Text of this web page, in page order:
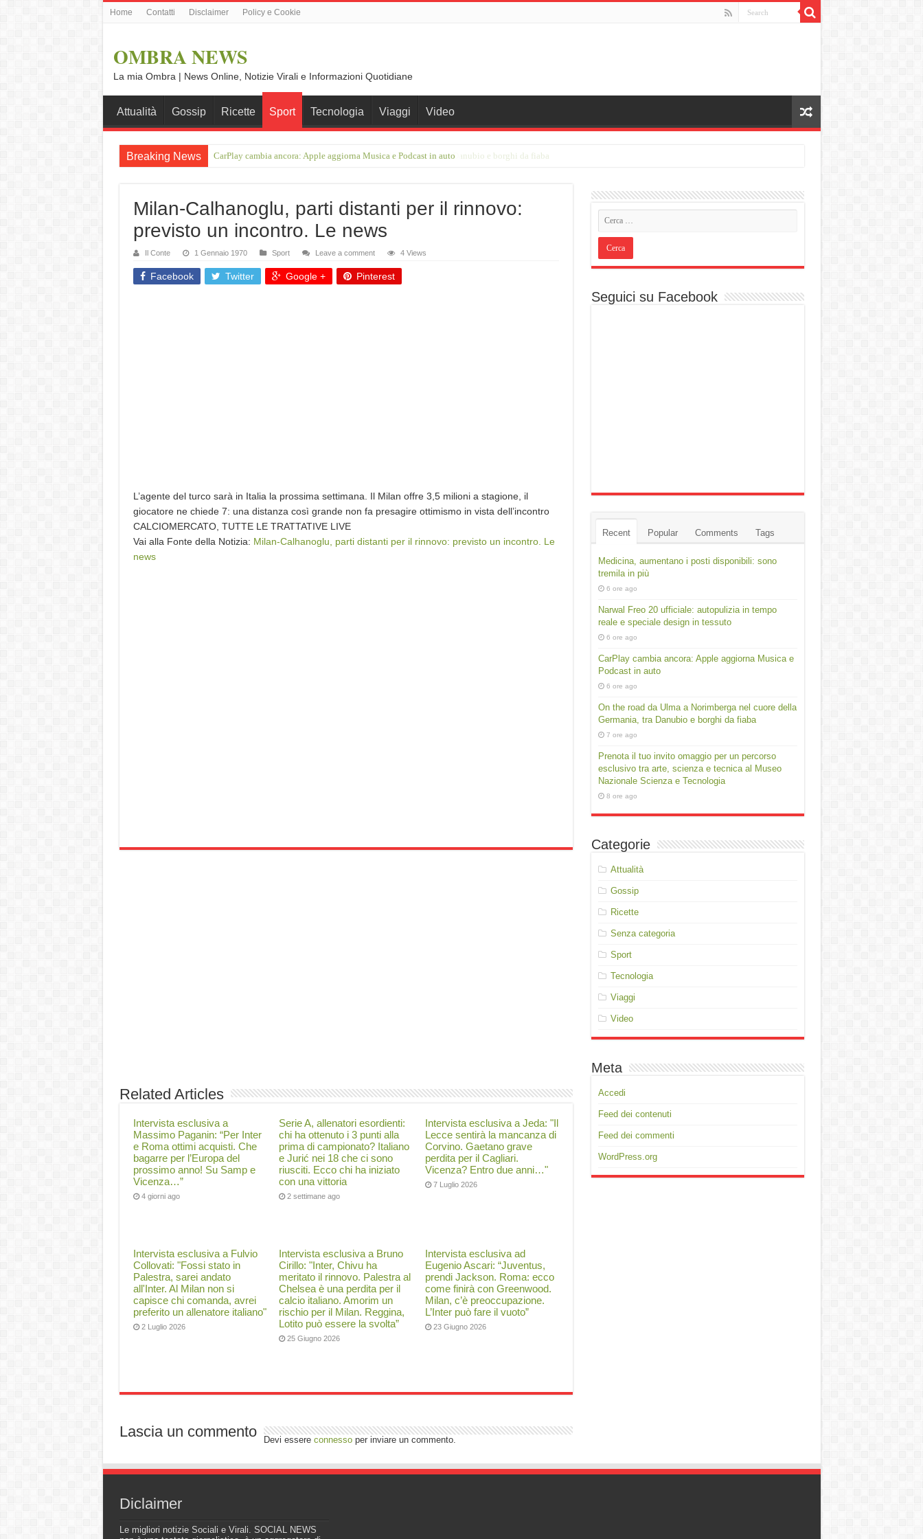
Home Contatti Disclaimer Policy e Cookie
OMBRA NEWS
La mia Ombra | News Online, Notizie Virali e Informazioni Quotidiane
Attualità Gossip Ricette Sport Tecnologia Viaggi Video
Breaking News On the road da Ulma a Norimberga nel cuore della Germania, tra Danubio e borghi da fiaba
Milan-Calhanoglu, parti distanti per il rinnovo:
previsto un incontro. Le news
Il Conte 1 Gennaio 1970 Sport Leave a comment 4 Views
Facebook Twitter Google + Pinterest
L’agente del turco sarà in Italia la prossima settimana. Il Milan offre 3,5 milioni a stagione, il
giocatore ne chiede 7: una distanza così grande non fa presagire ottimismo in vista dell’incontro
CALCIOMERCATO, TUTTE LE TRATTATIVE LIVE
Vai alla Fonte della Notizia: Milan-Calhanoglu, parti distanti per il rinnovo: previsto un incontro. Le
news
Related Articles
Intervista esclusiva a
Massimo Paganin: “Per Inter
e Roma ottimi acquisti. Che
bagarre per l’Europa del
prossimo anno! Su Samp e
Vicenza…”
4 giorni ago
Serie A, allenatori esordienti:
chi ha ottenuto i 3 punti alla
prima di campionato? Italiano
e Jurić nei 18 che ci sono
riusciti. Ecco chi ha iniziato
con una vittoria
2 settimane ago
Intervista esclusiva a Jeda: "Il
Lecce sentirà la mancanza di
Corvino. Gaetano grave
perdita per il Cagliari.
Vicenza? Entro due anni…"
7 Luglio 2026
Intervista esclusiva a Fulvio
Collovati: "Fossi stato in
Palestra, sarei andato
all'Inter. Al Milan non si
capisce chi comanda, avrei
preferito un allenatore italiano"
2 Luglio 2026
Intervista esclusiva a Bruno
Cirillo: "Inter, Chivu ha
meritato il rinnovo. Palestra al
Chelsea è una perdita per il
calcio italiano. Amorim un
rischio per il Milan. Reggina,
Lotito può essere la svolta”
25 Giugno 2026
Intervista esclusiva ad
Eugenio Ascari: “Juventus,
prendi Jackson. Roma: ecco
come finirà con Greenwood.
Milan, c’è preoccupazione.
L’Inter può fare il vuoto”
23 Giugno 2026
Lascia un commento Devi essere connessoper inviare un commento.
Seguici su Facebook
Recent Popular Comments Tags
Medicina, aumentano i posti disponibili: sono
tremila in più
6 ore ago
Narwal Freo 20 ufficiale: autopulizia in tempo
reale e speciale design in tessuto
6 ore ago
CarPlay cambia ancora: Apple aggiorna Musica e
Podcast in auto
6 ore ago
On the road da Ulma a Norimberga nel cuore della
Germania, tra Danubio e borghi da fiaba
7 ore ago
Prenota il tuo invito omaggio per un percorso
esclusivo tra arte, scienza e tecnica al Museo
Nazionale Scienza e Tecnologia
8 ore ago
Categorie
Attualità
Gossip
Ricette
Senza categoria
Sport
Tecnologia
Viaggi
Video
Meta
Accedi
Feed dei contenuti
Feed dei commenti
WordPress.org
Diclaimer
Le migliori notizie Sociali e Virali. SOCIAL NEWS